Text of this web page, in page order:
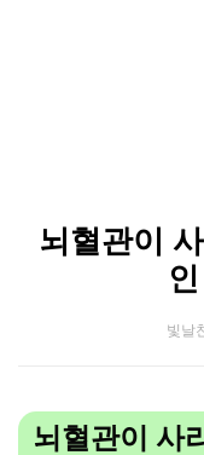
뇌혈관이
빛날
뇌혈관이 사